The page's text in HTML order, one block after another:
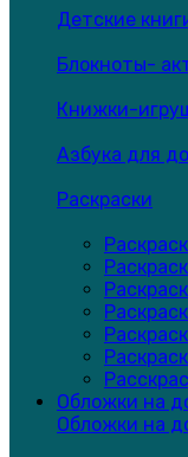
Детские
Блокноты-
Книжки-
Азбука для
Раскраски
Обложки на
Обложки на